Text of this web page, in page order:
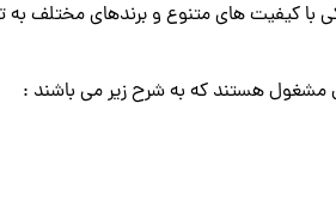
کیفیت های متنوع و برندهای مختلف به
مشغول هستند که به شرح زیر می باشند :